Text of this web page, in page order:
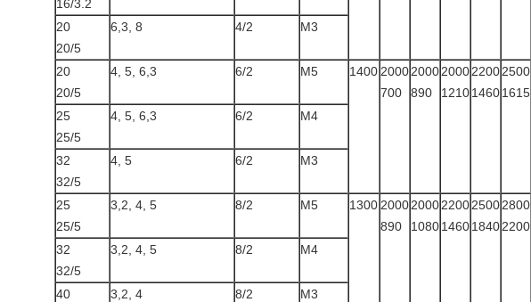
16/3.2
20
20/5
6,3, 8 4/2 M3
20
20/5
4, 5, 6,3 6/2 M5 1400 2000
700
2000
890
2000
1210
2200
1460
2500
1615
25
25/5
4, 5, 6,3 6/2 M4
32
32/5
4, 5 6/2 M3
25
25/5
3,2, 4, 5 8/2 M5 1300 2000
890
2000
1080
2200
1460
2500
1840
2800
2200
32
32/5
3,2, 4, 5 8/2 M4
40
3,2, 4 8/2 M3